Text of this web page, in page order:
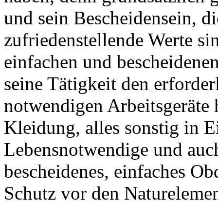
und sein Bescheidensein,
zufriedenstellende Werte
einfachen und
seine Tätigkeit den
notwendigen Arbeitsgeräte
Kleidung, alles sonstig in
Lebensnotwendige und
bescheidenes, einfaches
Schutz vor den